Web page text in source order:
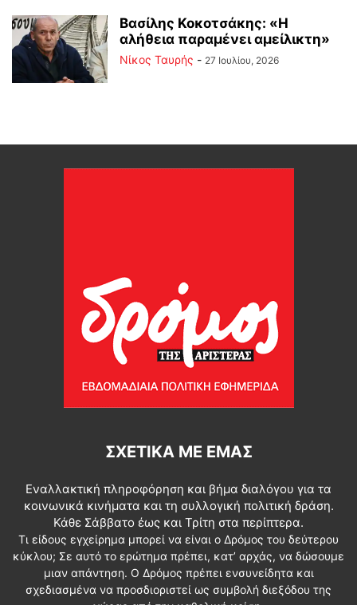
Βασίλης Κοκοτσάκης: «Η
αλήθεια παραμένει αμείλικτη»
Νίκος Ταυρής - 27 Ιουλίου, 2026
ΣΧΕΤΙΚΆ ΜΕ ΕΜΆΣ
Εναλλακτική πληροφόρηση και βήμα διαλόγου για τα
κοινωνικά κινήματα και τη συλλογική πολιτική δράση.
Κάθε Σάββατο έως και Τρίτη στα περίπτερα.
Τι είδους εγχείρημα μπορεί να είναι ο Δρόμος του δεύτερου
κύκλου; Σε αυτό το ερώτημα πρέπει, κατ’ αρχάς, να δώσουμε
μιαν απάντηση. Ο Δρόμος πρέπει ενσυνείδητα και
σχεδιασμένα να προσδιοριστεί ως συμβολή διεξόδου της